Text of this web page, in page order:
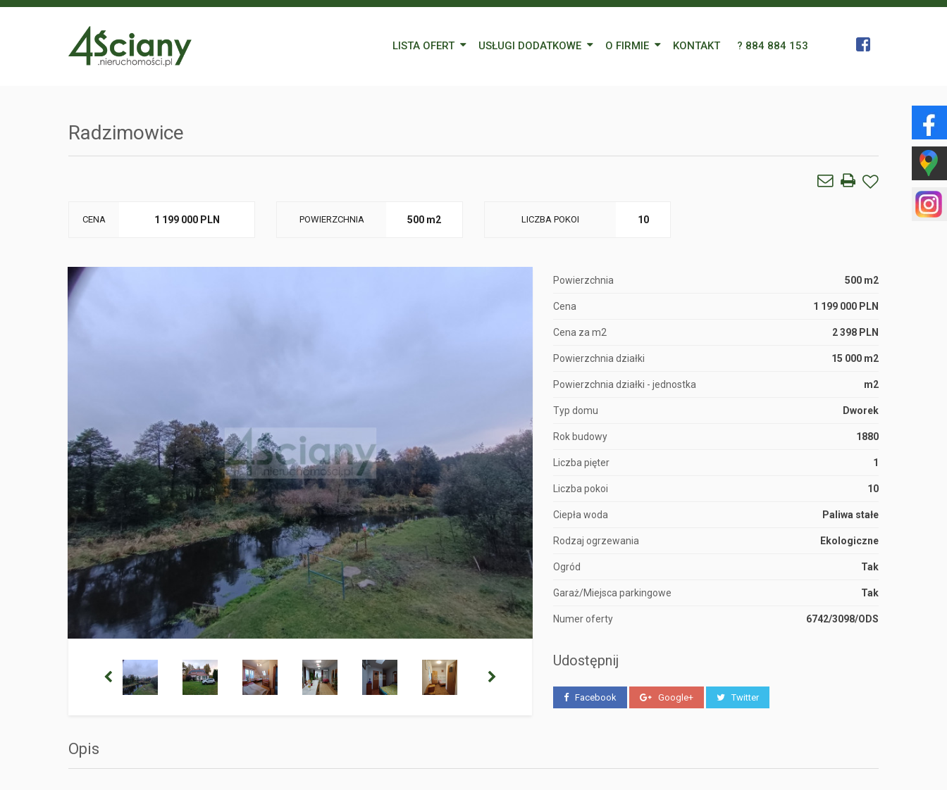
LISTA OFERT USŁUGI DODATKOWE O FIRMIE KONTAKT ? 884 884 153
Radzimowice
CENA 1 199 000 PLN POWIERZCHNIA 500 m2 LICZBA POKOI 10
Powierzchnia 500 m2
Cena 1 199 000 PLN
Cena za m2 2 398 PLN
Powierzchnia działki 15 000 m2
Powierzchnia działki - jednostka m2
Typ domu Dworek
Rok budowy 1880
Liczba pięter 1
Liczba pokoi 10
Ciepła woda Paliwa stałe
Rodzaj ogrzewania Ekologiczne
Ogród Tak
Garaż/Miejsca parkingowe Tak
Numer oferty 6742/3098/ODS
Udostępnij
Facebook Google+ Twitter
Opis